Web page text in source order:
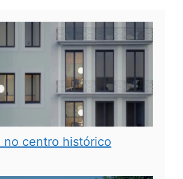
no centro histórico